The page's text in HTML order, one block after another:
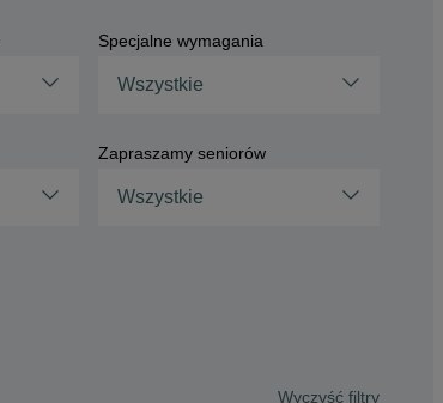
Specjalne wymagania
Wszystkie
Zapraszamy seniorów
Wszystkie
Wyczyść filtry